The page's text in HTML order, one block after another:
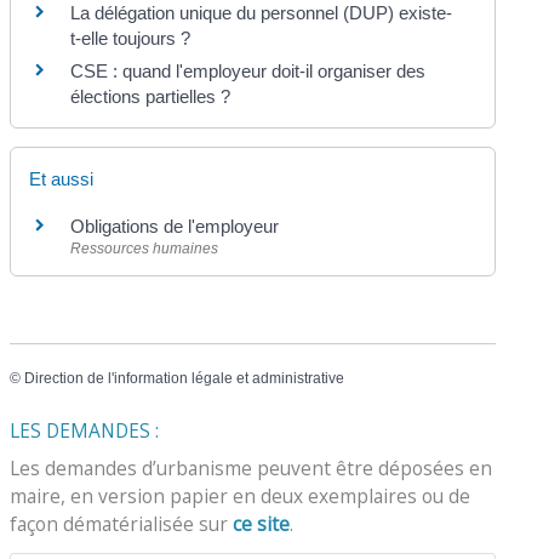
La délégation unique du personnel (DUP) existe-
t-elle toujours ?
CSE : quand l'employeur doit-il organiser des
élections partielles ?
Et aussi
Obligations de l'employeur
Ressources humaines
© Direction de l'information légale et administrative
LES DEMANDES :
Les demandes d’urbanisme peuvent être déposées en
maire, en version papier en deux exemplaires ou de
façon dématérialisée surce site.